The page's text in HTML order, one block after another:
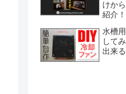
けか
紹介！
水槽
して
出来